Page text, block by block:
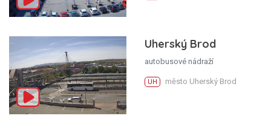
Uherský Brod
autobusové nádraží
UH město Uherský Brod